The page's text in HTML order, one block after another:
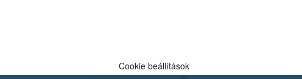
Cookie beállítások